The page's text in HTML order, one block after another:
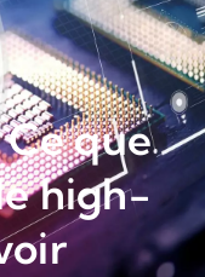
que
high-